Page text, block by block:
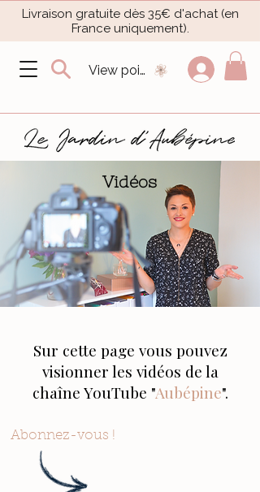
Livraison gratuite dès 35€ d'achat (en
France uniquement).​
View points
Vidéos
Sur cette page vous pouvez
visionner les vidéos de la
chaîne YouTube "Aubépine".
Abonnez-vous !